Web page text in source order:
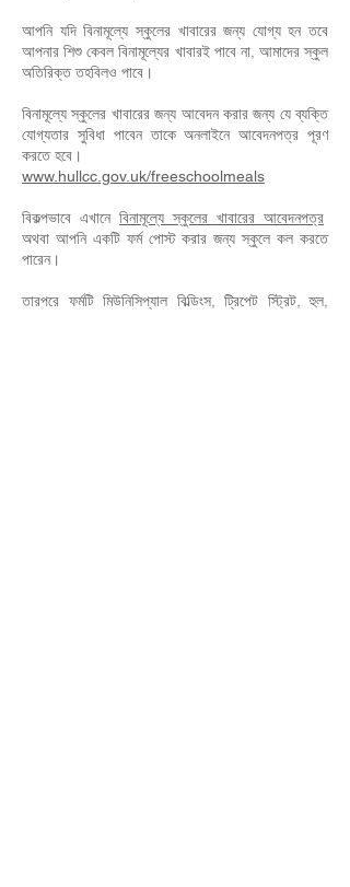
আপনি যদি বিনামূল্যে স্কুলের খাবারের জন্য যোগ্য হন তবে
আপনার শিশু কেবল বিনামূল্যের খাবারই পাবে না, আমাদের স্কুল
অতিরিক্ত তহবিলও পাবে।
বিনামূল্যে স্কুলের খাবারের জন্য আবেদন করার জন্য যে ব্যক্তি
যোগ্যতার সুবিধা পাবেন তাকে অনলাইনে আবেদনপত্র পূরণ
করতে হবে।
www.hullcc.gov.uk/freeschoolmeals
বিকল্পভাবে এখানে বিনামূল্যে স্কুলের খাবারের আবেদনপত্র
অথবা আপনি একটি ফর্ম পোস্ট করার জন্য স্কুলে কল করতে
পারেন।
তারপরে ফর্মটি মিউনিসিপ্যাল বিল্ডিংস, ট্রিপেট স্ট্রিট, হুল,